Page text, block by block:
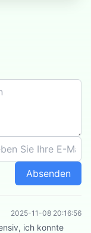
Absenden
2025-11-08 20:16:56
ich konnte